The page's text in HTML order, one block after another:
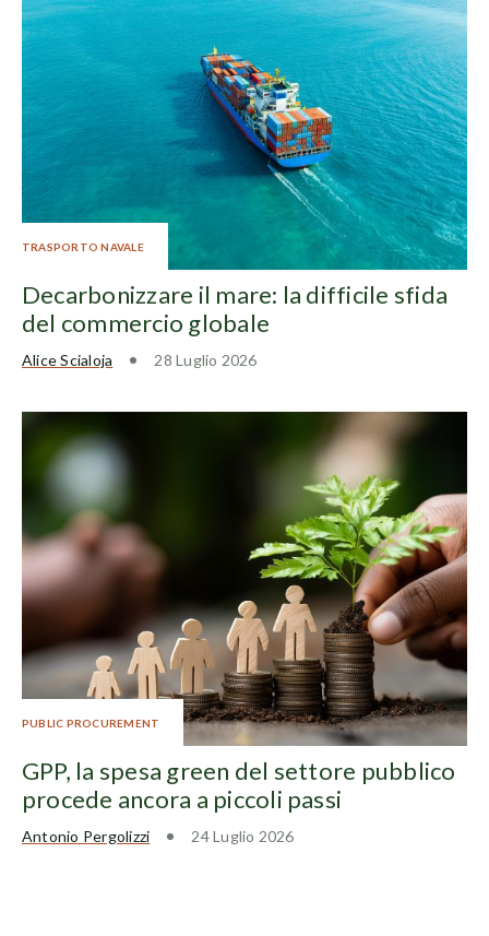
TRASPORTO NAVALE
Decarbonizzare il mare: la difficile sfida
del commercio globale
Alice Scialoja 28 Luglio 2026
PUBLIC PROCUREMENT
GPP, la spesa green del settore pubblico
procede ancora a piccoli passi
Antonio Pergolizzi 24 Luglio 2026